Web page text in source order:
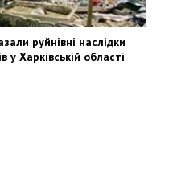
руйнівні наслідки
у Харківській області